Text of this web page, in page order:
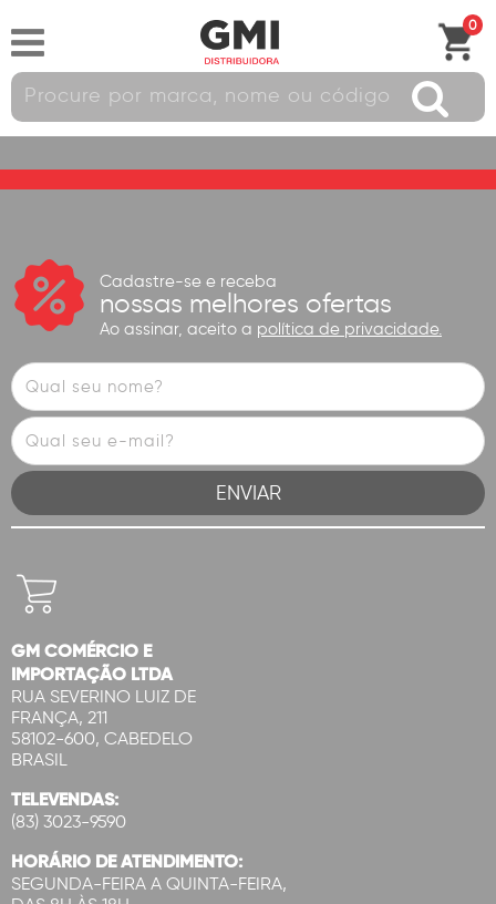
0
Cadastre-se e receba
nossas melhores ofertas
Ao assinar, aceito a política de privacidade.
GM COMÉRCIO E
IMPORTAÇÃO LTDA
RUA SEVERINO LUIZ DE
FRANÇA, 211
58102-600, CABEDELO
BRASIL
TELEVENDAS:
(83) 3023-9590
HORÁRIO DE ATENDIMENTO:
SEGUNDA-FEIRA A QUINTA-FEIRA,